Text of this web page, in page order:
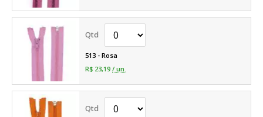
513 - Rosa
R$ 23,19 / un.